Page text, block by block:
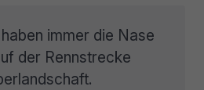
immer die Nase
der Rennstrecke